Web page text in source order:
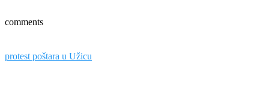
comments
protest poštara u Užicu